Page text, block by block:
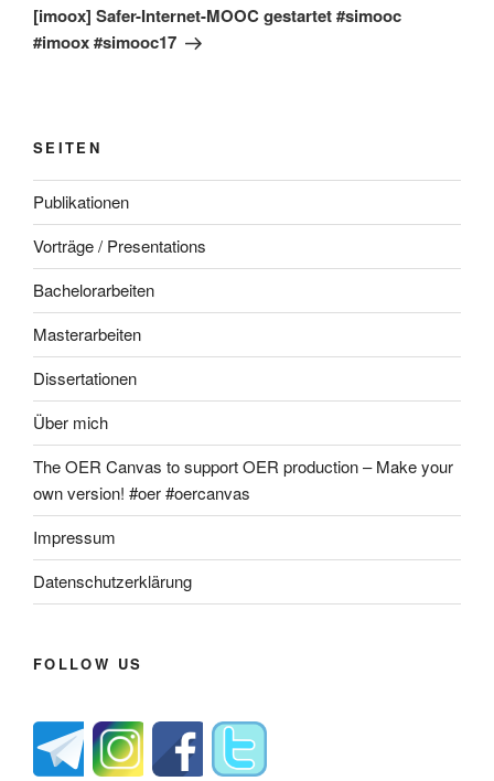
Beitrag
[imoox] Safer-Internet-MOOC gestartet #simooc
#imoox #simooc17
SEITEN
Publikationen
Vorträge / Presentations
Bachelorarbeiten
Masterarbeiten
Dissertationen
Über mich
The OER Canvas to support OER production – Make your
own version! #oer #oercanvas
Impressum
Datenschutzerklärung
FOLLOW US